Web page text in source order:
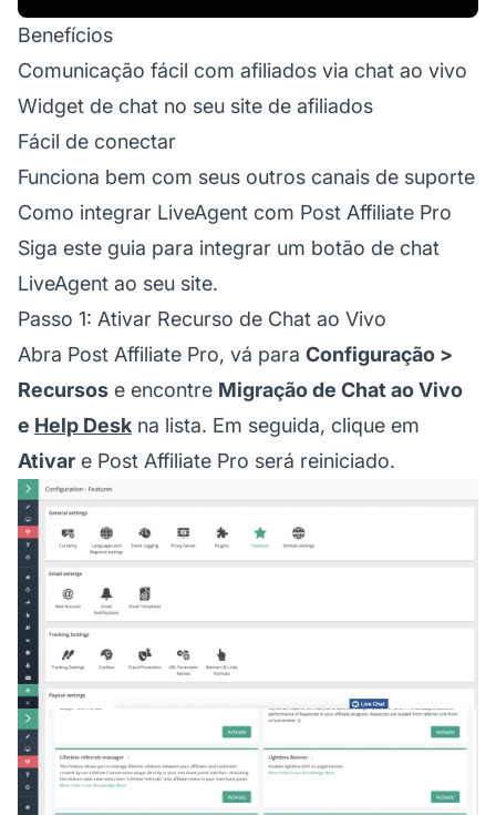
Benefícios
Comunicação fácil com afiliados via chat ao vivo
Widget de chat no seu site de afiliados
Fácil de conectar
Funciona bem com seus outros canais de suporte
Como integrar LiveAgent com Post Affiliate Pro
Siga este guia para integrar um botão de chat
LiveAgent ao seu site.
Passo 1: Ativar Recurso de Chat ao Vivo
Abra Post Affiliate Pro, vá para Configuração >
Recursos e encontre Migração de Chat ao Vivo
e Help Desk na lista. Em seguida, clique em
Ativar e Post Affiliate Pro será reiniciado.